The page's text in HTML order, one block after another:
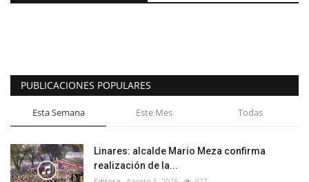
PUBLICACIONES POPULARES
Esta Semana Este Mes Todas
Linares: alcalde Mario Meza confirma
realización de la...